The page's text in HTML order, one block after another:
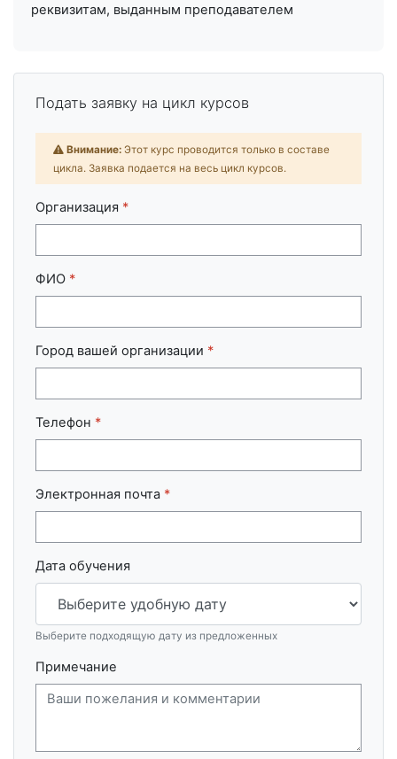
реквизитам, выданным преподавателем
Подать заявку на цикл курсов
Внимание: Этот курс проводится только в составе
цикла. Заявка подается на весь цикл курсов.
Организация *
ФИО *
Город вашей организации *
Телефон *
Электронная почта *
Дата обучения
Выберите подходящую дату из предложенных
Примечание